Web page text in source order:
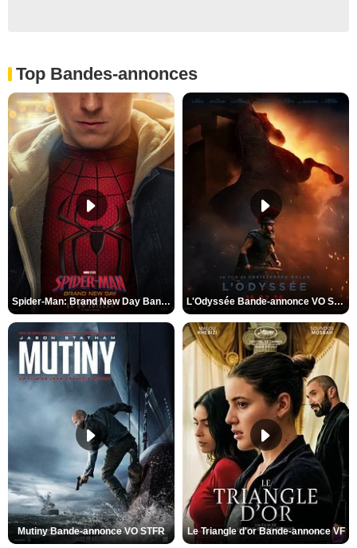
Top Bandes-annonces
Spider-Man: Brand New Day Bande-annonce VO STFR L'Odyssée Bande-annonce VO STFR
Mutiny Bande-annonce VO STFR Le Triangle d'or Bande-annonce VF